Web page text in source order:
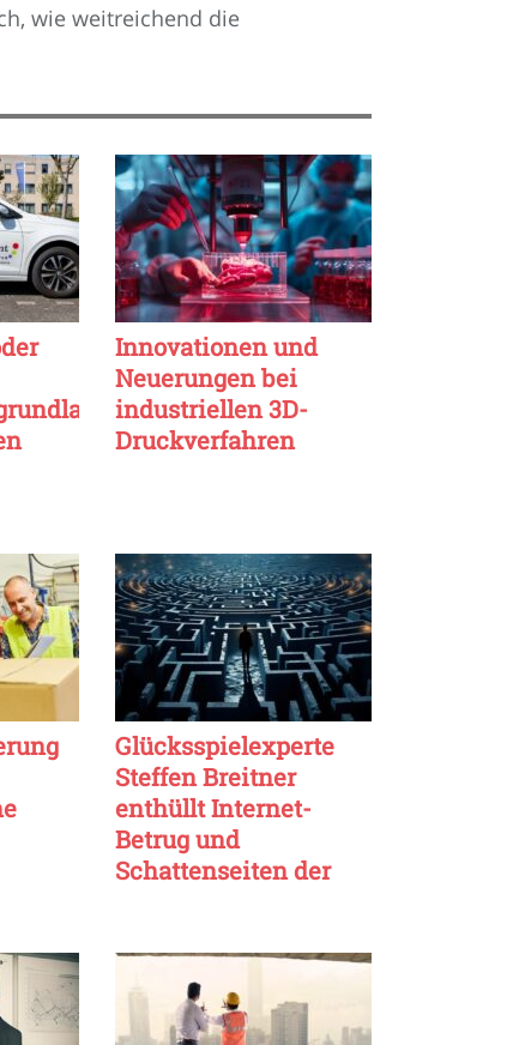
wie weitreichend die
Innovationen und
Neuerungen bei
industriellen 3D-
Druckverfahren
Glücksspielexperte
Steffen Breitner
enthüllt Internet-
Betrug und
Schattenseiten der